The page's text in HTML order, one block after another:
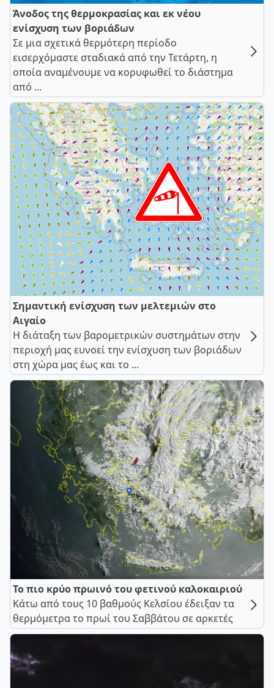
Άνοδος της θερμοκρασίας και εκ νέου
ενίσχυση των βοριάδων
Σε μια σχετικά θερμότερη περίοδο
εισερχόμαστε σταδιακά από την Τετάρτη, η
οποία αναμένουμε να κορυφωθεί το διάστημα
από ...
Σημαντική ενίσχυση των μελτεμιών στο
Αιγαίο
Η διάταξη των βαρομετρικών συστημάτων στην
περιοχή μας ευνοεί την ενίσχυση των βοριάδων
στη χώρα μας έως και το ...
Το πιο κρύο πρωινό του φετινού καλοκαιριού
Κάτω από τους 10 βαθμούς Κελσίου έδειξαν τα
θερμόμετρα το πρωί του Σαββάτου σε αρκετές